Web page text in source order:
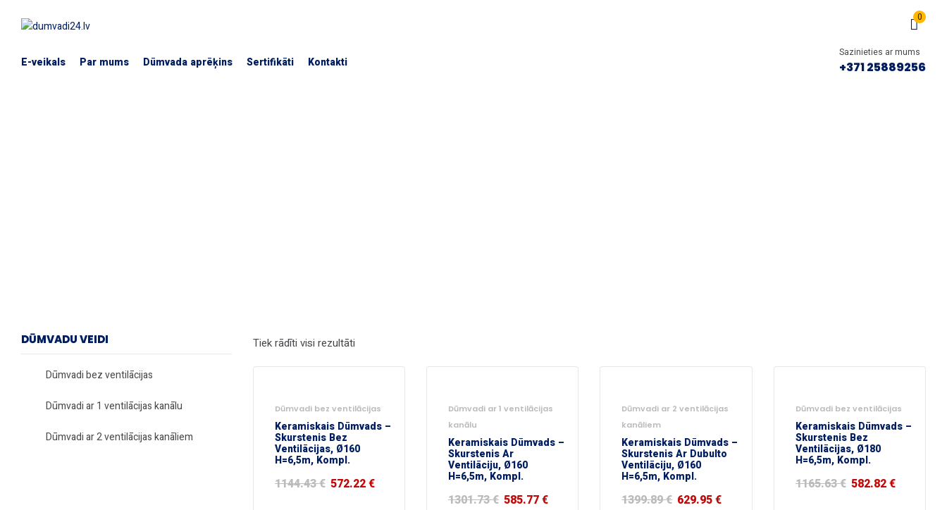
0
E-veikals Par mums Dūmvada aprēķins Sertifikāti Kontakti
Sazinieties ar mums
+371 25889256
DŪMVADU VEIDI
Dūmvadi bez ventilācijas
Dūmvadi ar 1 ventilācijas kanālu
Dūmvadi ar 2 ventilācijas kanāliem
Tiek rādīti visi rezultāti
Dūmvadi bez ventilācijas
Keramiskais Dūmvads –
Skurstenis Bez
Ventilācijas, Ø160
H=6,5m, Kompl.
1144.43€ 572.22€
Dūmvadi ar 1 ventilācijas
kanālu
Keramiskais Dūmvads –
Skurstenis Ar
Ventilāciju, Ø160
H=6,5m, Kompl.
1301.73€ 585.77€
Dūmvadi ar 2 ventilācijas
kanāliem
Keramiskais Dūmvads –
Skurstenis Ar Dubulto
Ventilāciju, Ø160
H=6,5m, Kompl.
1399.89€ 629.95€
Dūmvadi bez ventilācijas
Keramiskais Dūmvads –
Skurstenis Bez
Ventilācijas, Ø180
H=6,5m, Kompl.
1165.63€ 582.82€